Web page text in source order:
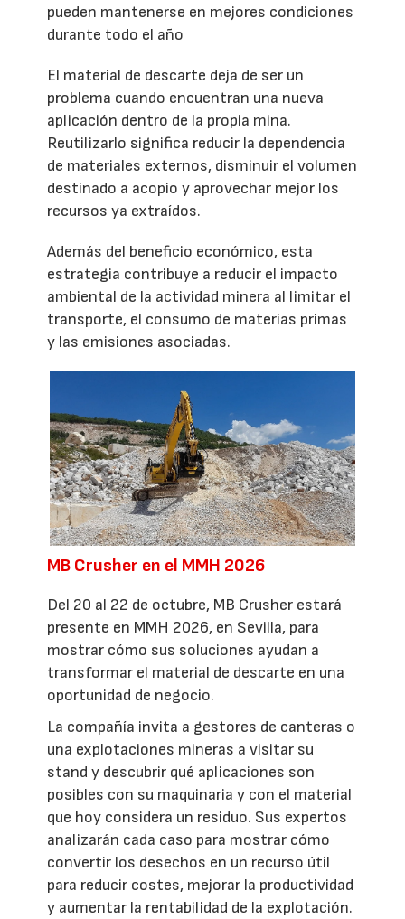
pueden mantenerse en mejores condiciones
durante todo el año
El material de descarte deja de ser un
problema cuando encuentran una nueva
aplicación dentro de la propia mina.
Reutilizarlo significa reducir la dependencia
de materiales externos, disminuir el volumen
destinado a acopio y aprovechar mejor los
recursos ya extraídos.
Además del beneficio económico, esta
estrategia contribuye a reducir el impacto
ambiental de la actividad minera al limitar el
transporte, el consumo de materias primas
y las emisiones asociadas.
MB Crusher en el MMH 2026
Del 20 al 22 de octubre, MB Crusher estará
presente en MMH 2026, en Sevilla, para
mostrar cómo sus soluciones ayudan a
transformar el material de descarte en una
oportunidad de negocio.
La compañía invita a gestores de canteras o
una explotaciones mineras a visitar su
stand y descubrir qué aplicaciones son
posibles con su maquinaria y con el material
que hoy considera un residuo. Sus expertos
analizarán cada caso para mostrar cómo
convertir los desechos en un recurso útil
para reducir costes, mejorar la productividad
y aumentar la rentabilidad de la explotación.